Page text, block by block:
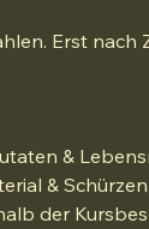
Erst
&
&
der